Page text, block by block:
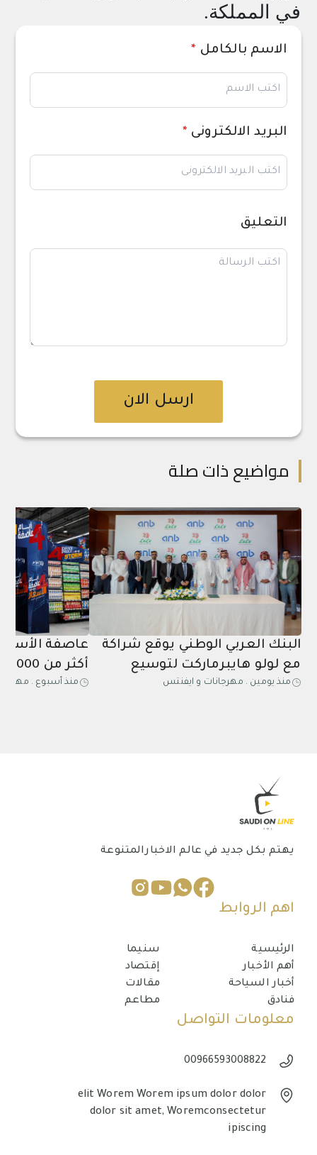
في المملكة.
الاسم بالكامل *
البريد الالكترونى *
التعليق
ارسل الان
مواضيع ذات صلة
البنك العربي الوطني يوقع شراكة
مع لولو هايبرماركت لتوسيع
برنامج مكافآت العربي
منذ يومين . مهرجانات و ايفنتس
عاصفة
بأكبر
منذ أسبوع .
يهتم بكل جديد في عالم الاخبارالمتنوعة
اهم الروابط
الرئيسية
أهم الأخبار
أخبار السياحة
فنادق
سنيما
إقتصاد
مقالات
مطاعم
معلومات التواصل
00966593008822
elit Worem Worem ipsum dolor dolor
dolor sit amet, Woremconsectetur
ipiscing